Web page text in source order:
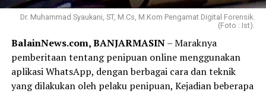
Dr. Muhammad Syaukani, ST, M.Cs, M.Kom Pengamat Digital Forensik.
(Foto : Ist).
BalainNews.com, BANJARMASIN– Maraknya
pemberitaan tentang penipuan online menggunakan
aplikasi WhatsApp, dengan berbagai cara dan teknik
yang dilakukan oleh pelaku penipuan, Kejadian beberapa